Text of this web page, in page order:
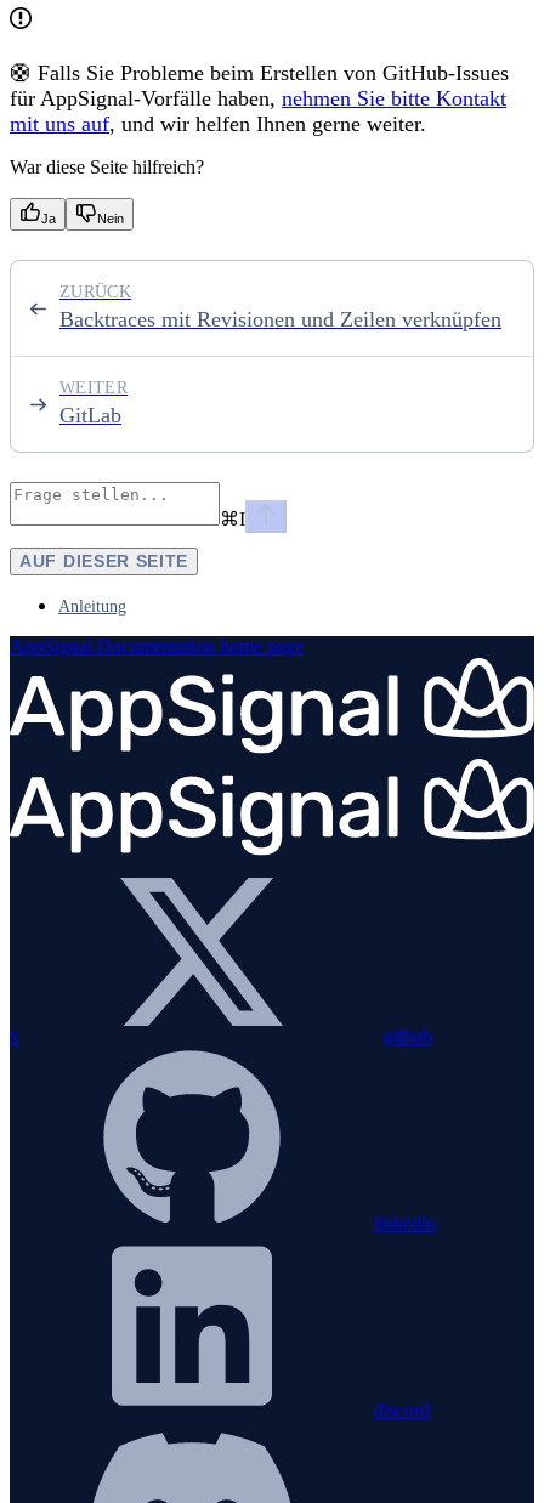
🛟 Falls Sie Probleme beim Erstellen von GitHub-Issues
für AppSignal-Vorfälle haben, nehmen Sie bitte Kontakt
mit uns auf, und wir helfen Ihnen gerne weiter.
War diese Seite hilfreich?
Ja Nein
Backtraces mit Revisionen und Zeilen verknüpfen
ZURÜCK
GitLab
WEITER
⌘I
AUF DIESER SEITE
Anleitung
AppSignal Documentation home page
x github
linkedin
discord